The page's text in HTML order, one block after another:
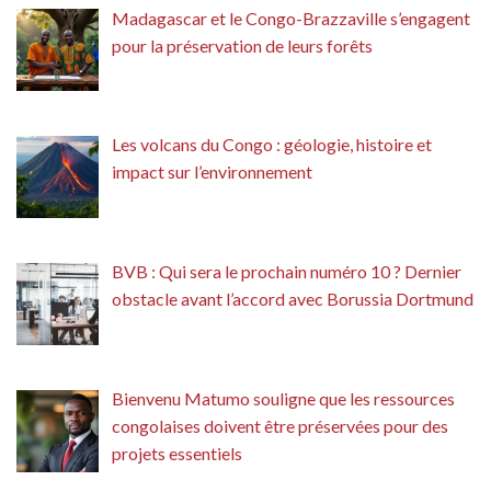
Madagascar et le Congo-Brazzaville s’engagent
pour la préservation de leurs forêts
Les volcans du Congo : géologie, histoire et
impact sur l’environnement
BVB : Qui sera le prochain numéro 10 ? Dernier
obstacle avant l’accord avec Borussia Dortmund
Bienvenu Matumo souligne que les ressources
congolaises doivent être préservées pour des
projets essentiels